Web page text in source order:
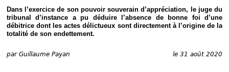
Dans l’exercice de son pouvoir souverain d’appréciation, le juge du
tribunal d’instance a pu déduire l’absence de bonne foi d’une
débitrice dont les actes délictueux sont directement à l’origine de la
totalité de son endettement.
par Guillaume Payan le 31 août 2020